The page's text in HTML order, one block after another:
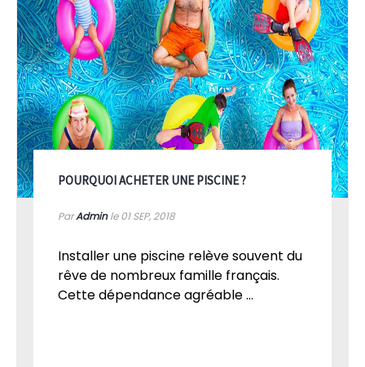
POURQUOI ACHETER UNE PISCINE ?
ParAdminle 01SEP, 2018
Installer une piscine relève souvent du
rêve de nombreux famille français.
Cette dépendance agréable ...